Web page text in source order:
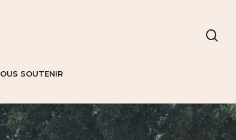
SOUTENIR